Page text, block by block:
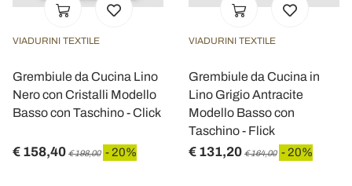
VIADURINI TEXTILE
Grembiule da Cucina Lino
Nero con Cristalli Modello
Basso con Taschino - Click
€ 158,40 € 198,00 - 20%
VIADURINI TEXTILE
Grembiule da Cucina in
Lino Grigio Antracite
Modello Basso con
Taschino - Flick
€ 131,20 € 164,00 - 20%